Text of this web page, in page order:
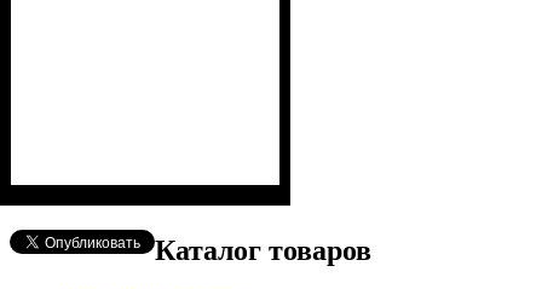
Каталог товаров